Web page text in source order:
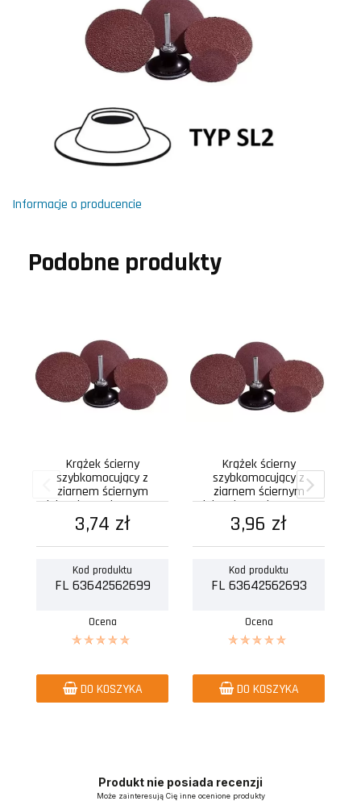
Informacje o producencie
Podobne produkty
Krążek ścierny
szybkomocujący z
ziarnem ściernym
elektrokorundowym typ
sl2 spe zmd 50...
3,74 zł
Kod produktu
FL 63642562699
Ocena
DO KOSZYKA
Krążek ścierny
szybkomocujący z
ziarnem ściernym
elektrokorundowym typ
sl3 spe zmd 50...
3,96 zł
Kod produktu
FL 63642562693
Ocena
DO KOSZYKA
Produkt nie posiada recenzji
Może zainteresują Cię inne ocenione produkty